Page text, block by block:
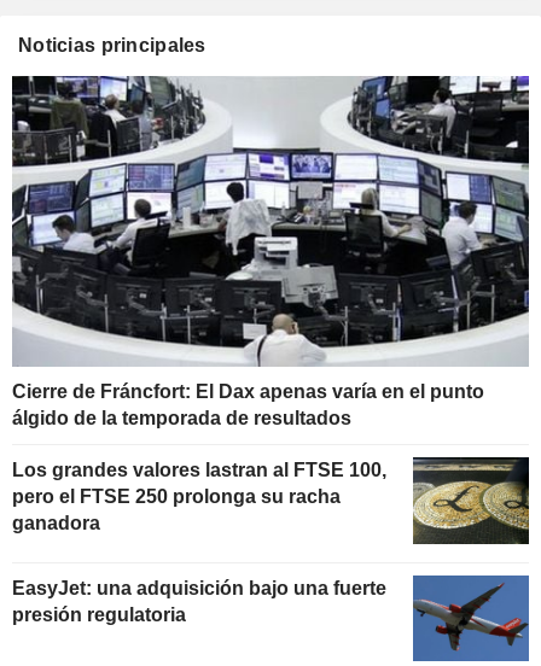
Noticias principales
Cierre de Fráncfort: El Dax apenas varía en el punto
álgido de la temporada de resultados
Los grandes valores lastran al FTSE 100,
pero el FTSE 250 prolonga su racha
ganadora
EasyJet: una adquisición bajo una fuerte
presión regulatoria